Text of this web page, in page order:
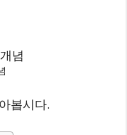
봅시다.